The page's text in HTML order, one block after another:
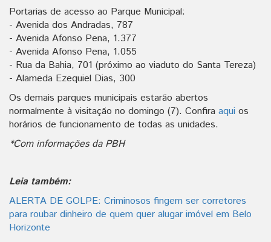
Portarias de acesso ao Parque Municipal:
- Avenida dos Andradas, 787
- Avenida Afonso Pena, 1.377
- Avenida Afonso Pena, 1.055
- Rua da Bahia, 701 (próximo ao viaduto do Santa Tereza)
- Alameda Ezequiel Dias, 300
Os demais parques municipais estarão abertos
normalmente à visitação no domingo (7). Confira aqui os
horários de funcionamento de todas as unidades.
*Com informações da PBH
Leia também:
ALERTA DE GOLPE: Criminosos fingem ser corretores
para roubar dinheiro de quem quer alugar imóvel em Belo
Horizonte